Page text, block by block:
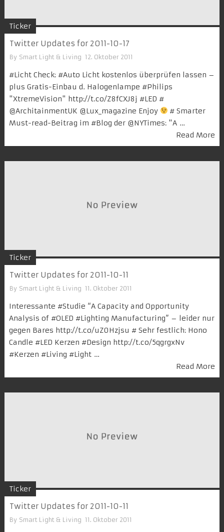
Ticker
Twitter Updates for 2011-10-17
By Smart Light & Living 12. Oktober 2011
#Licht Check: #Auto Licht kostenlos überprüfen lassen –
plus Gratis-Einbau d. Halogenlampe #Philips
"XtremeVision" http://t.co/Z8fCXJ8j #LED #
@ArchitainmentUK @Lux_magazine Enjoy
# Smarter
Must-read-Beitrag im #Blog der @NYTimes: "A …
Read More
Ticker
Twitter Updates for 2011-10-11
By Smart Light & Living 11. Oktober 2011
Interessante #Studie “A Capacity and Opportunity
Analysis of #OLED #Lighting Manufacturing” – leider nur
gegen Bares http://t.co/uZ0Hzjsu # Sehr festlich: Hono
Candle #LED Kerzen #Design http://t.co/5qgrgxNv
#Kerzen #Living #Light …
Read More
Ticker
Twitter Updates for 2011-10-11
By Smart Light & Living 11. Oktober 2011